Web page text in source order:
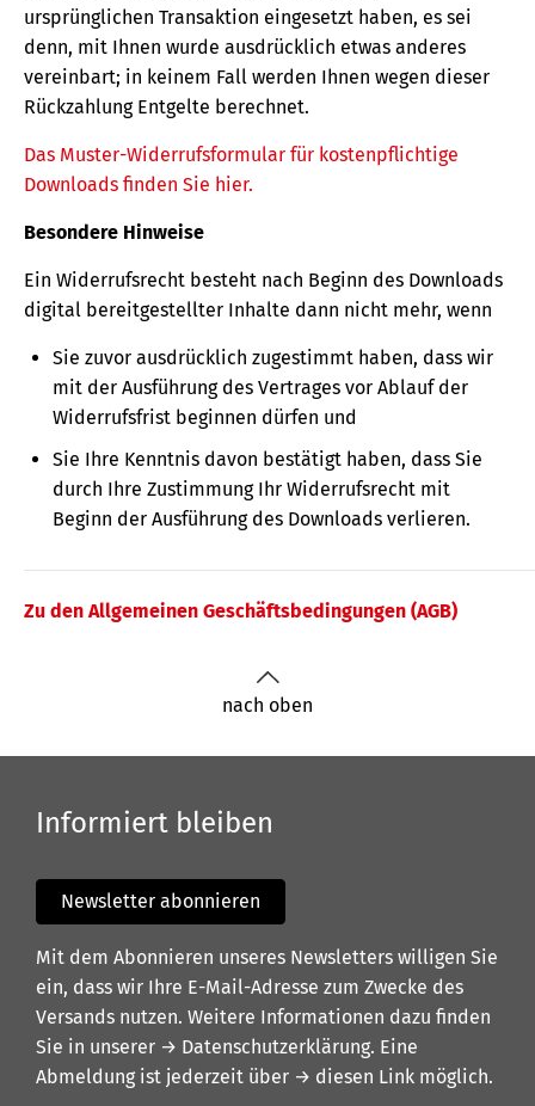
ursprünglichen Transaktion eingesetzt haben, es sei
denn, mit Ihnen wurde ausdrücklich etwas anderes
vereinbart; in keinem Fall werden Ihnen wegen dieser
Rückzahlung Entgelte berechnet.
Das Muster-Widerrufsformular für kostenpflichtige
Downloads finden Sie hier.
Besondere Hinweise
Ein Widerrufsrecht besteht nach Beginn des Downloads
digital bereitgestellter Inhalte dann nicht mehr, wenn
Sie zuvor ausdrücklich zugestimmt haben, dass wir
mit der Ausführung des Vertrages vor Ablauf der
Widerrufsfrist beginnen dürfen und
Sie Ihre Kenntnis davon bestätigt haben, dass Sie
durch Ihre Zustimmung Ihr Widerrufsrecht mit
Beginn der Ausführung des Downloads verlieren.
Zu den Allgemeinen Geschäftsbedingungen (AGB)
nach oben
Informiert bleiben
Newsletter abonnieren
Mit dem Abonnieren unseres Newsletters willigen Sie
ein, dass wir Ihre E-Mail-Adresse zum Zwecke des
Versands nutzen. Weitere Informationen dazu finden
Sie in unserer → Datenschutzerklärung. Eine
Abmeldung ist jederzeit über → diesen Link möglich.